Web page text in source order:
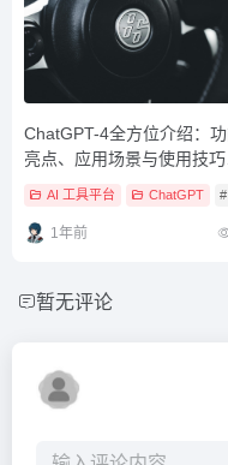
ChatGPT-4全方位介绍：
亮点、应用场景与使用技巧
AI 工具平台 ChatGPT #
1年前
暂无评论